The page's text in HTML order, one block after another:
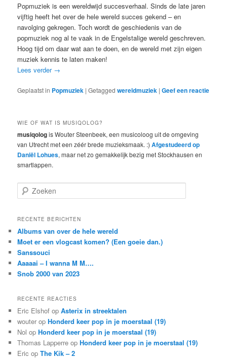
Popmuziek is een wereldwijd succesverhaal. Sinds de late jaren
vijftig heeft het over de hele wereld succes gekend – en
navolging gekregen. Toch wordt de geschiedenis van de
popmuziek nog al te vaak in de Engelstalige wereld geschreven.
Hoog tijd om daar wat aan te doen, en de wereld met zijn eigen
muziek kennis te laten maken!
Lees verder →
Geplaatst in Popmuziek |Getagged wereldmuziek |Geef een reactie
WIE OF WAT IS MUSIQOLOG?
musiqologis Wouter Steenbeek, een musicoloog uit de omgeving
van Utrecht met een zéér brede muzieksmaak. :)Afgestudeerd op
Daniël Lohues, maar net zo gemakkelijk bezig met Stockhausen en
smartlappen.
o
k
n
RECENTE BERICHTEN
Albums van over de hele wereld
Moet er een vlogcast komen? (Een goeie dan.)
Sanssouci
Aaaaai – I wanna M M….
Snob 2000 van 2023
RECENTE REACTIES
Eric Elshof opAsterix in streektalen
wouter opHonderd keer pop in je moerstaal (19)
Nol opHonderd keer pop in je moerstaal (19)
Thomas Lapperre opHonderd keer pop in je moerstaal (19)
Eric opThe Kik – 2